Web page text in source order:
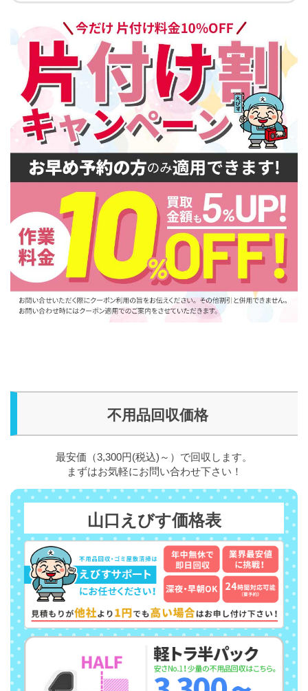
不用品回収価格
最安価（3,300円(税込)～）で回収します。
まずはお気軽にお問い合わせ下さい！
山口えびす価格表